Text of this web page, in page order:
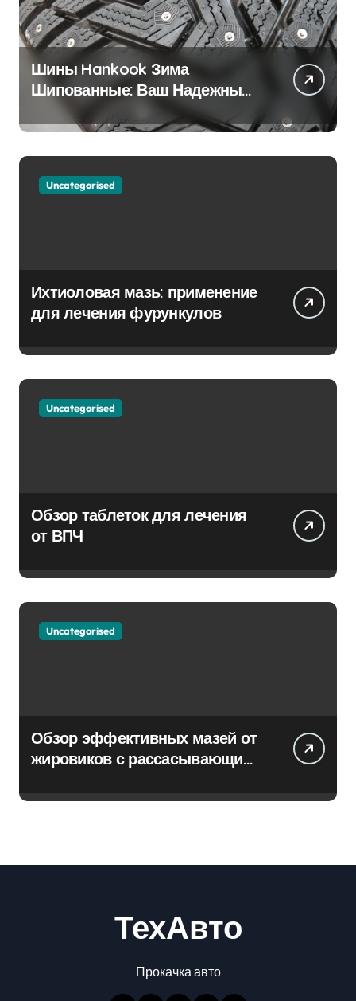
Шины Hankook Зима
Шипованные: Ваш Надежный
Партнёр на Снежных Дорогах
Uncategorised
Ихтиоловая мазь: применение
для лечения фурункулов
Uncategorised
Обзор таблеток для лечения
от ВПЧ
Uncategorised
Обзор эффективных мазей от
жировиков с рассасывающим
ТехАвто
Прокачка авто